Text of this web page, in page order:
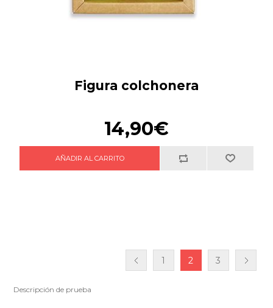
Figura colchonera
14,90€
1 2 3
Descripción de prueba